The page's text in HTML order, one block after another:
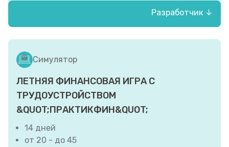
Разработчик ↓
Волгоградский институт управления -
филиал ФГБОУ ВО «РАНХиГС при
Президенте Российской Федерации»
Симулятор
ЛЕТНЯЯ ФИНАНСОВАЯ ИГРА С
ТРУДОУСТРОЙСТВОМ
&QUOT;ПРАКТИКФИН&QUOT;
14 дней
от 20 - до 45